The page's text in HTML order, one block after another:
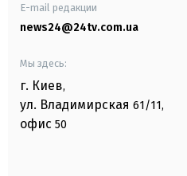
E-mail редакции
news24@24tv.com.ua
Мы здесь:
г. Киев,
ул. Владимирская 61/11,
офис 50